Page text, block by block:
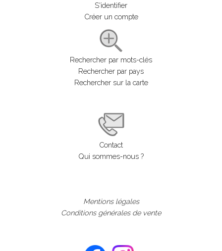
S'identifier
Créer un compte
Rechercher par mots-clés
Rechercher par pays
Rechercher sur la carte
Contact
Qui sommes-nous ?
Mentions légales
Conditions générales de vente